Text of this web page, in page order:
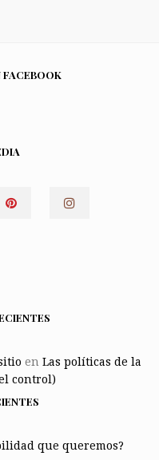
en Las políticas de la
control)
que queremos?